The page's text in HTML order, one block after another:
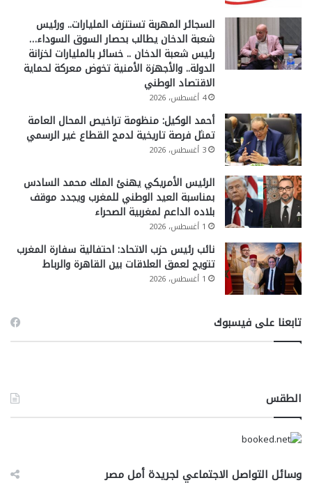
السجائر المهربة تستنزف المليارات.. ورئيس
شعبة الدخان يطالب بحصار السوق السوداء…
رئيس شعبة الدخان .. خسائر بالمليارات لخزانة
الدولة.. والأجهزة الأمنية تخوض معركة لحماية
الاقتصاد الوطني
4 أغسطس، 2026
أحمد الوكيل: منظومة تراخيص المحال العامة
تمثل فرصة تاريخية لدمج القطاع غير الرسمي
3 أغسطس، 2026
الرئيس الأمريكي يهنئ الملك محمد السادس
بمناسبة العيد الوطني للمغرب ويجدد موقف
بلاده الداعم لمغربية الصحراء
1 أغسطس، 2026
نائب رئيس حزب الاتحاد: احتفالية سفارة المغرب
تتويج لعمق العلاقات بين القاهرة والرباط
1 أغسطس، 2026
تابعنا على فيسبوك
الطقس
وسائل التواصل الاجتماعي لجريدة أمل مصر